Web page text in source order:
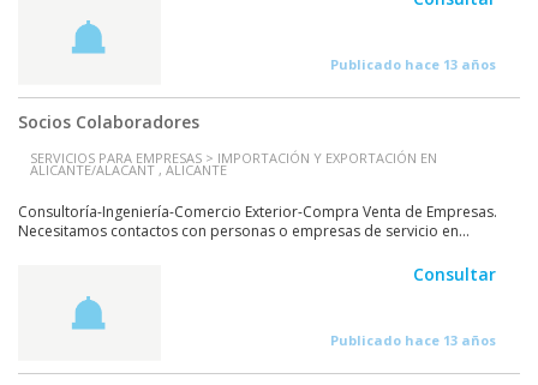
Publicado hace 13 años
Socios Colaboradores
SERVICIOS PARA EMPRESAS > IMPORTACIÓN Y EXPORTACIÓN EN
ALICANTE/ALACANT , ALICANTE
Consultoría-Ingeniería-Comercio Exterior-Compra Venta de Empresas.
Necesitamos contactos con personas o empresas de servicio en...
Consultar
Publicado hace 13 años